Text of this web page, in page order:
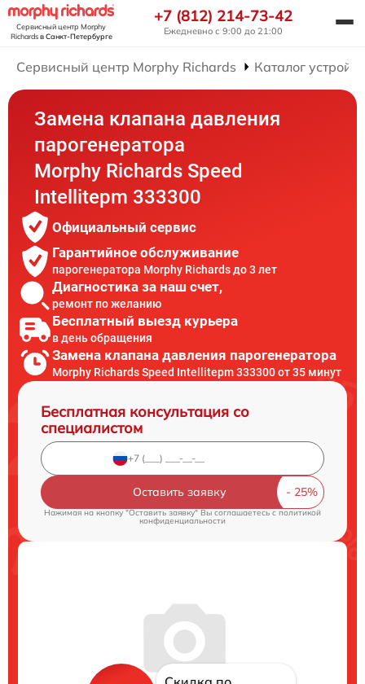
Сервисный центр Morphy
Richardsв Санкт-Петербурге
+7 (812) 214-73-42
Ежедневно с 9:00 до 21:00
Сервисный центр Morphy Richards Каталог
Замена клапана давления
парогенератора
Morphy Richards Speed
Intellitepm 333300
Официальный сервис
Гарантийное обслуживание
парогенератора Morphy Richards до 3 лет
Диагностика за наш счет,
ремонт по желанию
Бесплатный выезд курьера
в день обращения
Замена клапана давления парогенератора
Morphy Richards Speed Intellitepm 333300 от 35 минут
Бесплатная консультация со
специалистом
Оставить заявку
Нажимая на кнопку "Оставить заявку" Вы соглашаетесь cполитикой
конфиденциальности